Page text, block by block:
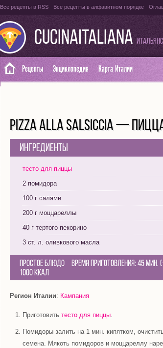
Все рецепты в RSS Все рецепты в алфавитном порядке
CUCINAITALIANA
Рецепты Энциклопедия Карта Италии
PIZZA ALLA SALSICCIA —
Ингредиенты
тесто для пиццы
2 помидора
100 г салями
200 г моццареллы
40 г тертого пекорино
3 ст. л. оливкового масла
Простое блюдо Время приготовления: 45 мин.
1000 Ккал
Регион Италии: Кампания
Приготовить тесто для пиццы.
Помидоры залить на 1 мин. кипятком,
семена. Мякоть помидоров и моццареллу